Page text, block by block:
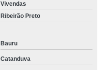
Vivendas
Ribeirão Preto
Bauru
Catanduva